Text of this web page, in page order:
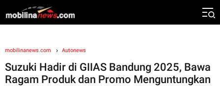
mobilinanews.com Autonews
Suzuki Hadir di GIIAS Bandung 2025, Bawa
Ragam Produk dan Promo Menguntungkan